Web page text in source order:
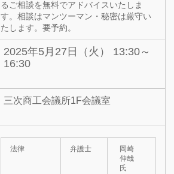
るご相談を無料でアドバイスいたしま
す。相談はマンツーマン・秘密は厳守い
たします。要予約。
2025年5月27日（火） 13:30～
16:30
三次商工会議所1F会議室
法律 弁護士
岡崎
伸哉
氏